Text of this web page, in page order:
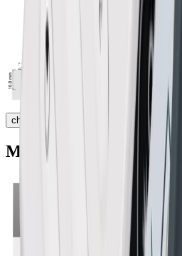
chevron_right
Mano profilé en applique